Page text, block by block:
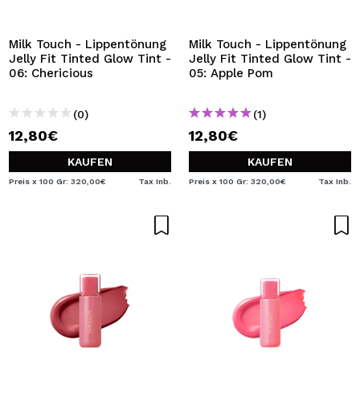
Durch die Erstellung eines Kontos bei Maquillalia.de
können Sie Ihre Einkäufe schnell tätigen, den Status Ihrer
BENUTZERKONTO ERSTELLEN
Milk Touch - Lippentönung
Jelly Fit Tinted Glow Tint -
06: Chericious
(0)
12,80€
KAUFEN
Preis x 100 Gr: 320,00€ Tax Inb.
Milk Touch - Lippentönung
Jelly Fit Tinted Glow Tint -
05: Apple Pom
(1)
12,80€
KAUFEN
Preis x 100 Gr: 320,00€ Tax Inb.